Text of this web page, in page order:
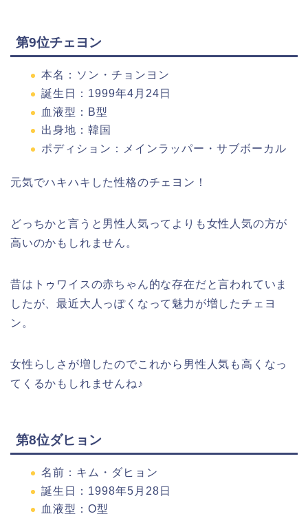
第9位チェヨン
本名：ソン・チョンヨン
誕生日：1999年4月24日
血液型：B型
出身地：韓国
ポディション：メインラッパー・サブボーカル
元気でハキハキした性格のチェヨン！
どっちかと言うと男性人気ってよりも女性人気の方が
高いのかもしれません。
昔はトゥワイスの赤ちゃん的な存在だと言われていま
したが、最近大人っぽくなって魅力が増したチェヨ
ン。
女性らしさが増したのでこれから男性人気も高くなっ
てくるかもしれませんね♪
第8位ダヒョン
名前：キム・ダヒョン
誕生日：1998年5月28日
血液型：О型